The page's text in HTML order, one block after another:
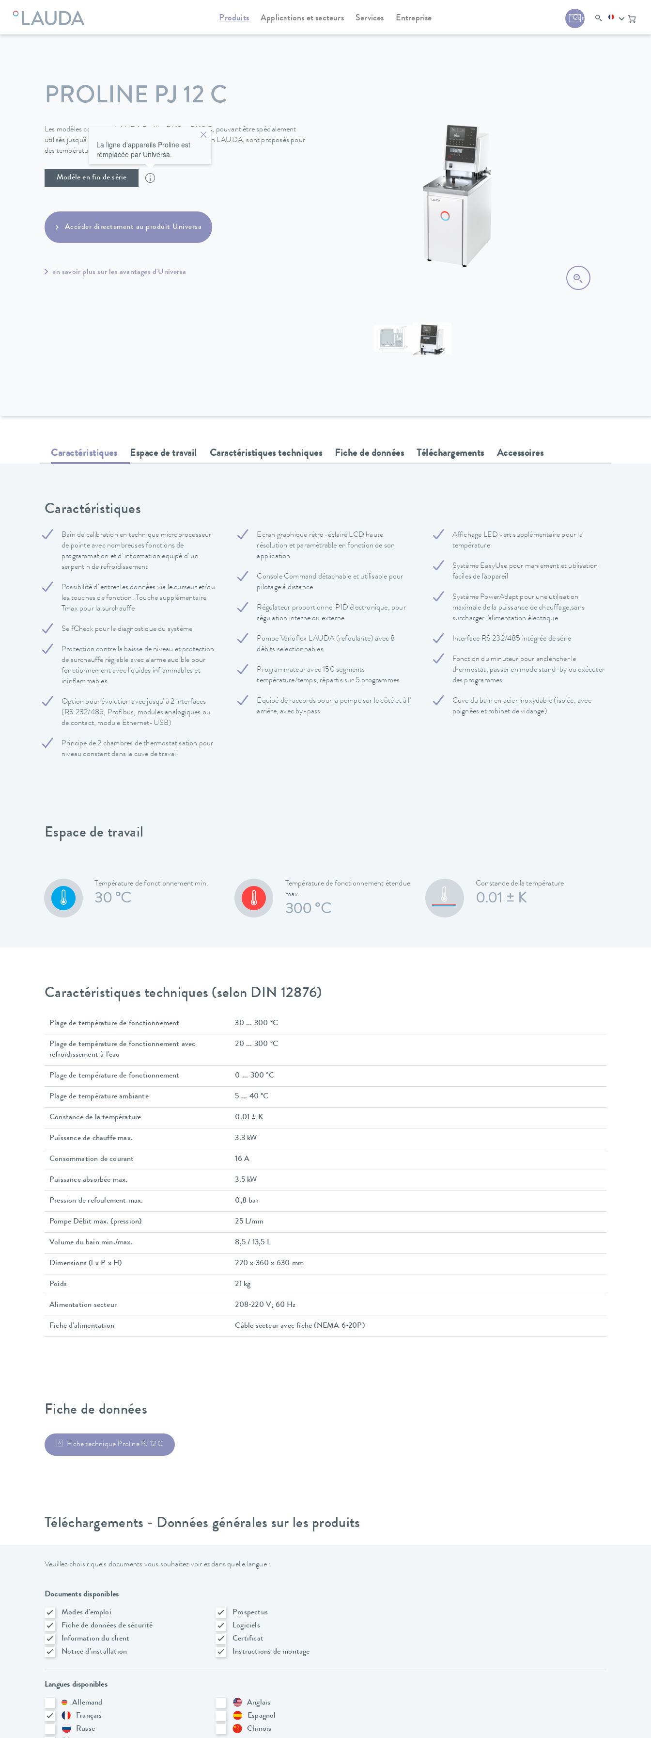
Produits Applications et secteurs Services Entreprise Contact
LAUDA Appareils de thermorégulation Universa Universa
PROLINE PJ 12 C
Les modèles compacts LAUDA Proline PJ 12 et PJ 12 C, pouvant être spécialement
utilisés jusqu'à -40 °C avec un refroidisseur à circulation LAUDA, sont proposés pour
des températures maximales de 300 ºC.
Modèle en fin de série
La ligne d'appareils Proline est
remplacée par Universa.
Accéder directement au produit Universa
en savoir plus sur les avantages d'Universa
Caractéristiques Espace de travail Caractéristiques techniques Fiche de données Téléchargements Accessoires
Caractéristiques
Bain de calibration en technique microprocesseur
de pointe avec nombreuses fonctions de
programmation et d' information equipé d' un
serpentin de refroidissement
Possibilité d' entrer les données via le curseur et/ou
les touches de fonction. Touche supplémentaire
Tmax pour la surchauffe
SelfCheck pour le diagnostique du système
Protection contre la baisse de niveau et protection
de surchauffe réglable avec alarme audible pour
fonctionnement avec liquides inflammables et
ininflammables
Option pour évolution avec jusqu' à 2 interfaces
(RS 232/485, Profibus, modules analogiques ou
de contact, module Ethernet-USB)
Principe de 2 chambres de thermostatisation pour
niveau constant dans la cuve de travail
Ecran graphique rétro-éclairé LCD haute
résolution et paramètrable en fonction de son
application
Console Command détachable et utilisable pour
pilotage à distance
Régulateur proportionnel PID électronique, pour
régulation interne ou externe
Pompe Varioflex LAUDA (refoulante) avec 8
débits selectionnables
Programmateur avec 150 segments
température/temps, répartis sur 5 programmes
Equipé de raccords pour la pompe sur le côté et à l'
arrière, avec by-pass
Affichage LED vert supplémentaire pour la
température
Système EasyUse pour maniement et utilisation
faciles de l'appareil
Système PowerAdapt pour une utilisation
maximale de la puissance de chauffage,sans
surcharger l'alimentation électrique
Interface RS 232/485 intégrée de série
Fonction du minuteur pour enclencher le
thermostat, passer en mode stand-by ou exécuter
des programmes
Cuve du bain en acier inoxydable (isolée, avec
poignées et robinet de vidange)
Espace de travail
Température de fonctionnement min.
30 °C
Température de fonctionnement étendue
max.
300 °C
Constance de la température
0.01 ± K
Caractéristiques techniques (selon DIN 12876)
Plage de température de fonctionnement 30 ... 300 °C
Plage de température de fonctionnement avec
refroidissement à l'eau
20 ... 300 °C
Plage de température de fonctionnement 0 ... 300 °C
Plage de température ambiante 5 ... 40 °C
Constance de la température 0.01 ± K
Puissance de chauffe max. 3.3 kW
Consommation de courant 16 A
Puissance absorbée max. 3.5 kW
Pression de refoulement max. 0,8 bar
Pompe Débit max. (pression) 25 L/min
Volume du bain min./max. 8,5 / 13,5 L
Dimensions (l x P x H) 220 x 360 x 630 mm
Poids 21 kg
Alimentation secteur 208-220 V; 60 Hz
Fiche d'alimentation Câble secteur avec fiche (NEMA 6-20P)
Fiche de données
Fiche technique Proline PJ 12 C
Téléchargements - Données générales sur les produits
Veuillez choisir quels documents vous souhaitez voir et dans quelle langue :
Documents disponibles
Modes d'emploi
Prospectus
Fiche de données de sécurité
Logiciels
Information du client
Certificat
Notice d'installation
Instructions de montage
Langues disponibles
Allemand
Anglais
Français
Espagnol
Russe
Chinois